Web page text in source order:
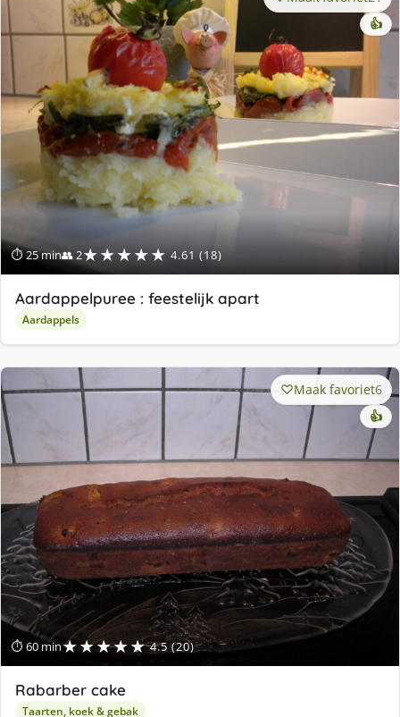
⏱ 25 min👥 2★★★★★ 4.61 (18)
👍
Aardappelpuree : feestelijk apart
Aardappels
⏱ 60 min★★★★★ 4.5 (20)
Maak favoriet6
👍
Rabarber cake
Taarten, koek & gebak